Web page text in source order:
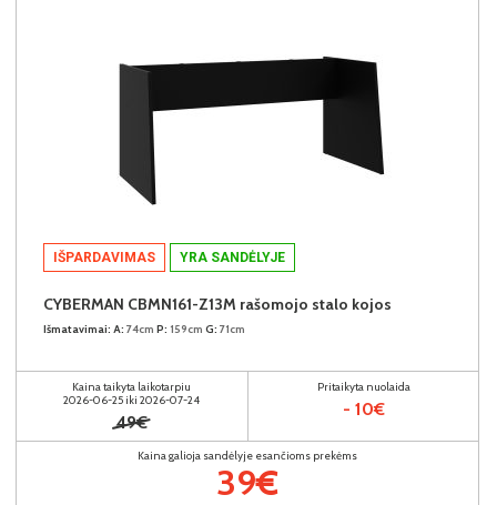
IŠPARDAVIMAS YRA SANDĖLYJE
CYBERMAN CBMN161-Z13M rašomojo stalo kojos
Išmatavimai: A: 74cm P: 159cm G: 71cm
Kaina taikyta laikotarpiu
2026-06-25 iki 2026-07-24
49€
Pritaikyta nuolaida
- 10€
Kaina galioja sandėlyje esančioms prekėms
39€